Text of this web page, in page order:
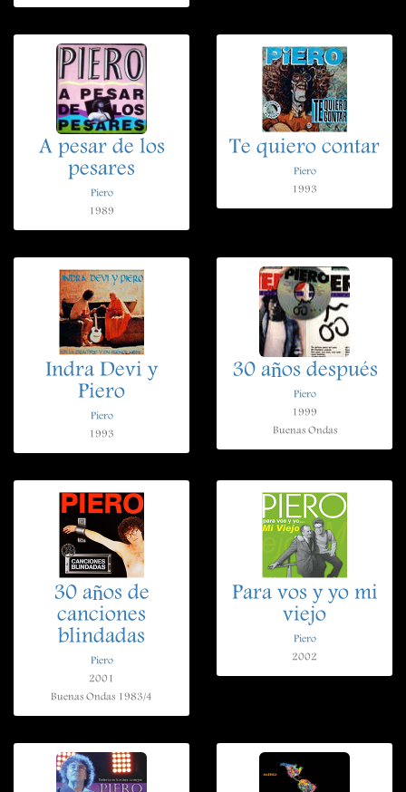
A pesar de los
pesares
Piero
1989
Te quiero contar
Piero
1993
Indra Devi y
Piero
Piero
1993
30 años después
Piero
1999
Buenas Ondas
30 años de
canciones
blindadas
Piero
2001
Buenas Ondas 1983/4
Para vos y yo mi
viejo
Piero
2002